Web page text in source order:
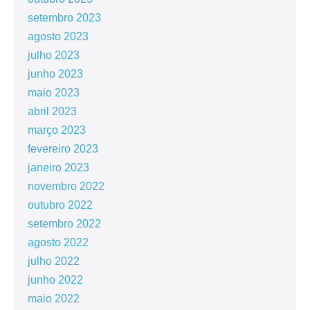
setembro 2023
agosto 2023
julho 2023
junho 2023
maio 2023
abril 2023
março 2023
fevereiro 2023
janeiro 2023
novembro 2022
outubro 2022
setembro 2022
agosto 2022
julho 2022
junho 2022
maio 2022